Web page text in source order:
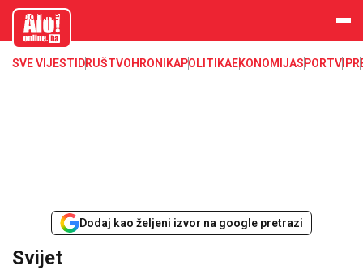
aloonline.b
SVE VIJESTI DRUŠTVOHRONIKAPOLITIKAEKONOMIJASPORTVIP
Dodaj kao željeni izvor na google pretrazi
Svijet